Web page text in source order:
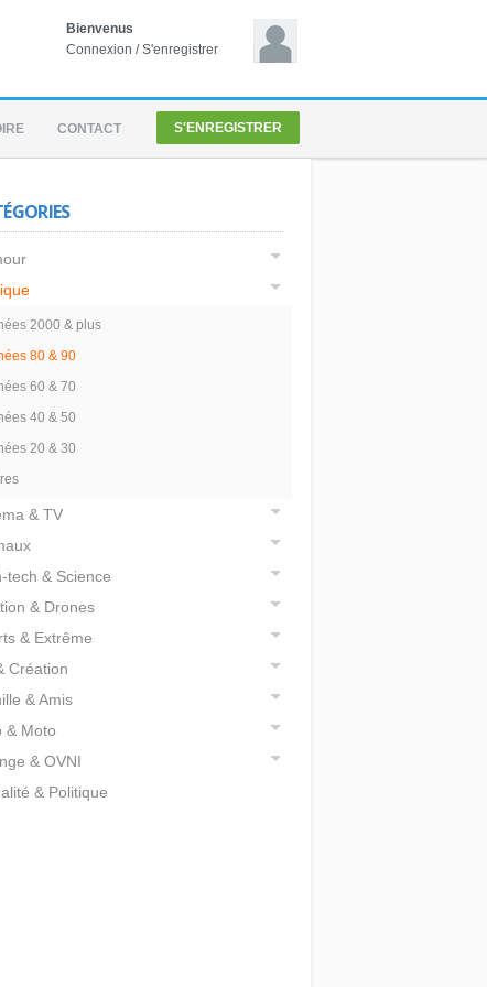
Bienvenus
Connexion /S'enregistrer
CONTACT S'ENREGISTRER
2000 & plus
80 & 90
60 & 70
40 & 50
20 & 30
& TV
tech & Science
& Drones
& Extrême
Création
& Amis
& Moto
& OVNI
& Politique